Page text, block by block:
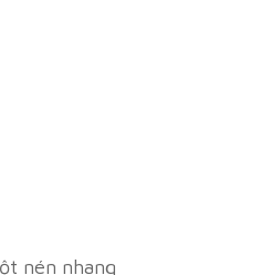
nén nhang